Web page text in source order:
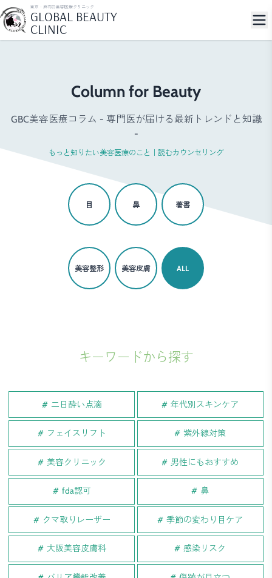
東京・麻布の美容医療クリニック
GLOBAL BEAUTY
CLINIC
Column for Beauty
GBC美容医療コラム - 専門医が届ける最新トレンドと知識
-
もっと知りたい美容医療のこと｜読むカウンセリング
目 鼻 著書
美容整形 美容皮膚 ALL
キーワードから探す
二日酔い点滴 年代別スキンケア
フェイスリフト 紫外線対策
美容クリニック 男性にもおすすめ
fda認可 鼻
クマ取りレーザー 季節の変わり目ケア
大阪美容皮膚科 感染リスク